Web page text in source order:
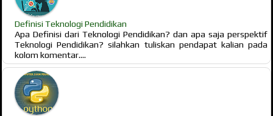
Definisi Teknologi Pendidikan
Apa Definisi dari Teknologi Pendidikan? dan apa saja perspektif
Teknologi Pendidikan? silahkan tuliskan pendapat kalian pada
kolom komentar....